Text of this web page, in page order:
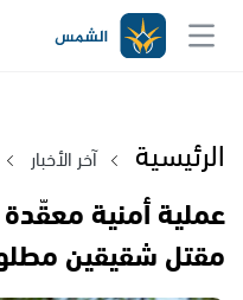
الرئيسية آخر الأخبار
عملية أمنية
مقتل شقيقين